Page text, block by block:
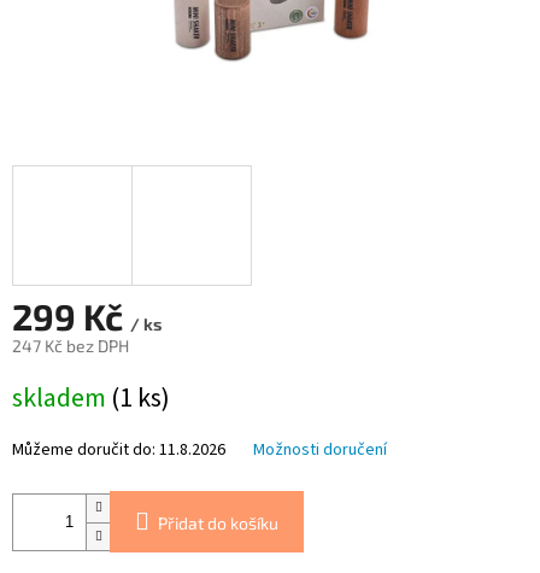
299 Kč / ks
247 Kč bez DPH
cena:
skladem (1 ks)
Můžeme doručit do: 11.8.2026 Možnosti doručení
Přidat do košíku